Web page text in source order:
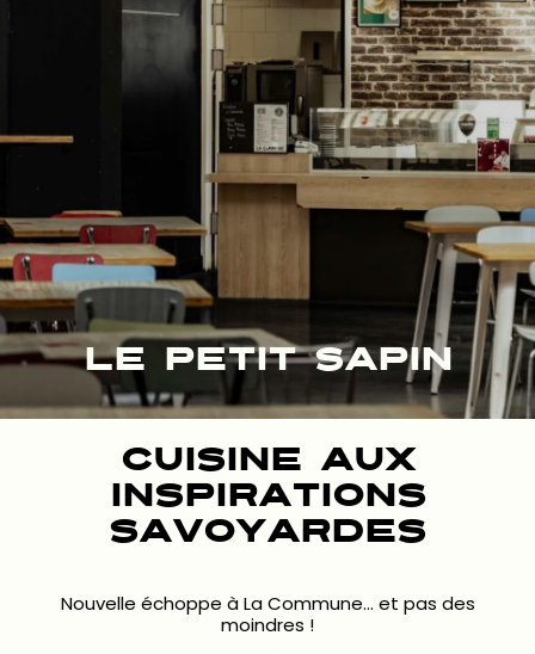
PRIVATISER
RESERVER
À PROPOS
LE PETIT SAPIN
Cuisine aux
inspirations
savoyardes
Nouvelle échoppe à La Commune… et pas des
moindres !